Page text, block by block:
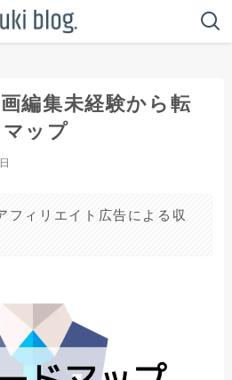
画編集未経験から転
ップ
フィリエイト広告による収